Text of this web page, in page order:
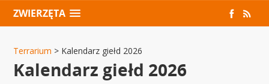
ZWIERZĘTA
Terrarium > Kalendarz giełd 2026
Kalendarz giełd 2026